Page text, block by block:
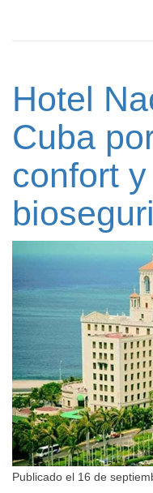
Hotel
Cuba
confort y
Publicado el 16 de